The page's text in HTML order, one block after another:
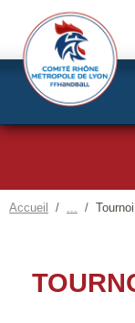
Accueil
Panneau de gestion